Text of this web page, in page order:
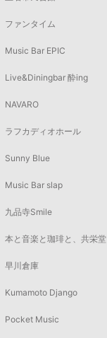
ファンタイム
Music Bar EPIC
Live&Diningbar 酔ing
NAVARO
ラフカディオホール
Sunny Blue
Music Bar slap
九品寺Smile
本と音楽と珈琲と、共栄堂
早川倉庫
Kumamoto Django
Pocket Music